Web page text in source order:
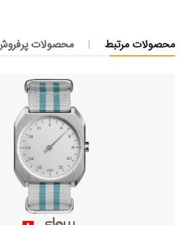
محصولات مرتبط محصولات